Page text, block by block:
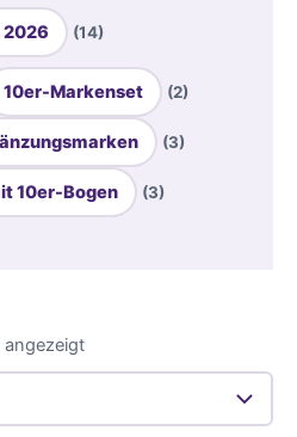
(14)
10er-Markenset (2)
(3)
10er-Bogen (3)
angezeigt